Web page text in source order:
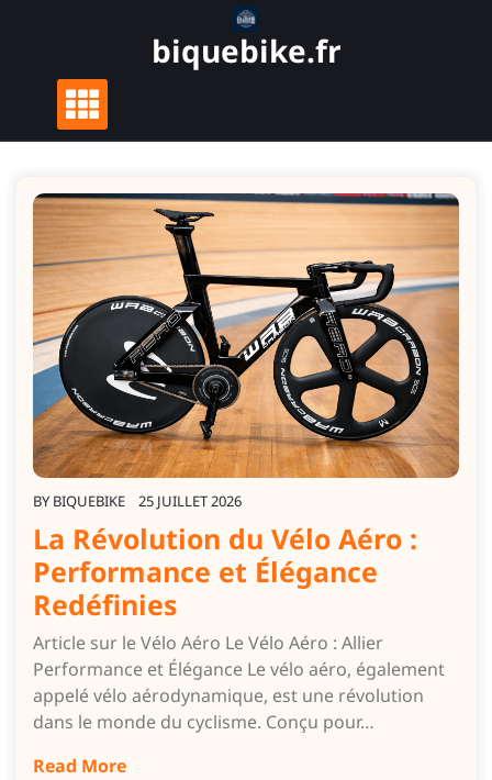
biquebike.fr
BY BIQUEBIKE 25 JUILLET 2026
La Révolution du Vélo Aéro :
Performance et Élégance
Redéfinies
Article sur le Vélo Aéro Le Vélo Aéro : Allier
Performance et Élégance Le vélo aéro, également
appelé vélo aérodynamique, est une révolution
dans le monde du cyclisme. Conçu pour…
Read More